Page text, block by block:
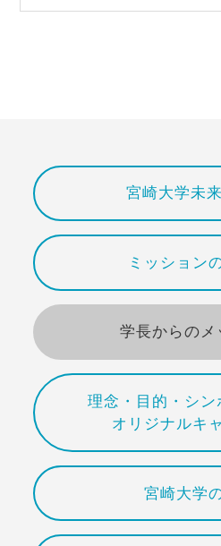
宮崎大学未
ミッション
学長からのメ
理念・目的・シン
オリジナルキ
宮崎大学